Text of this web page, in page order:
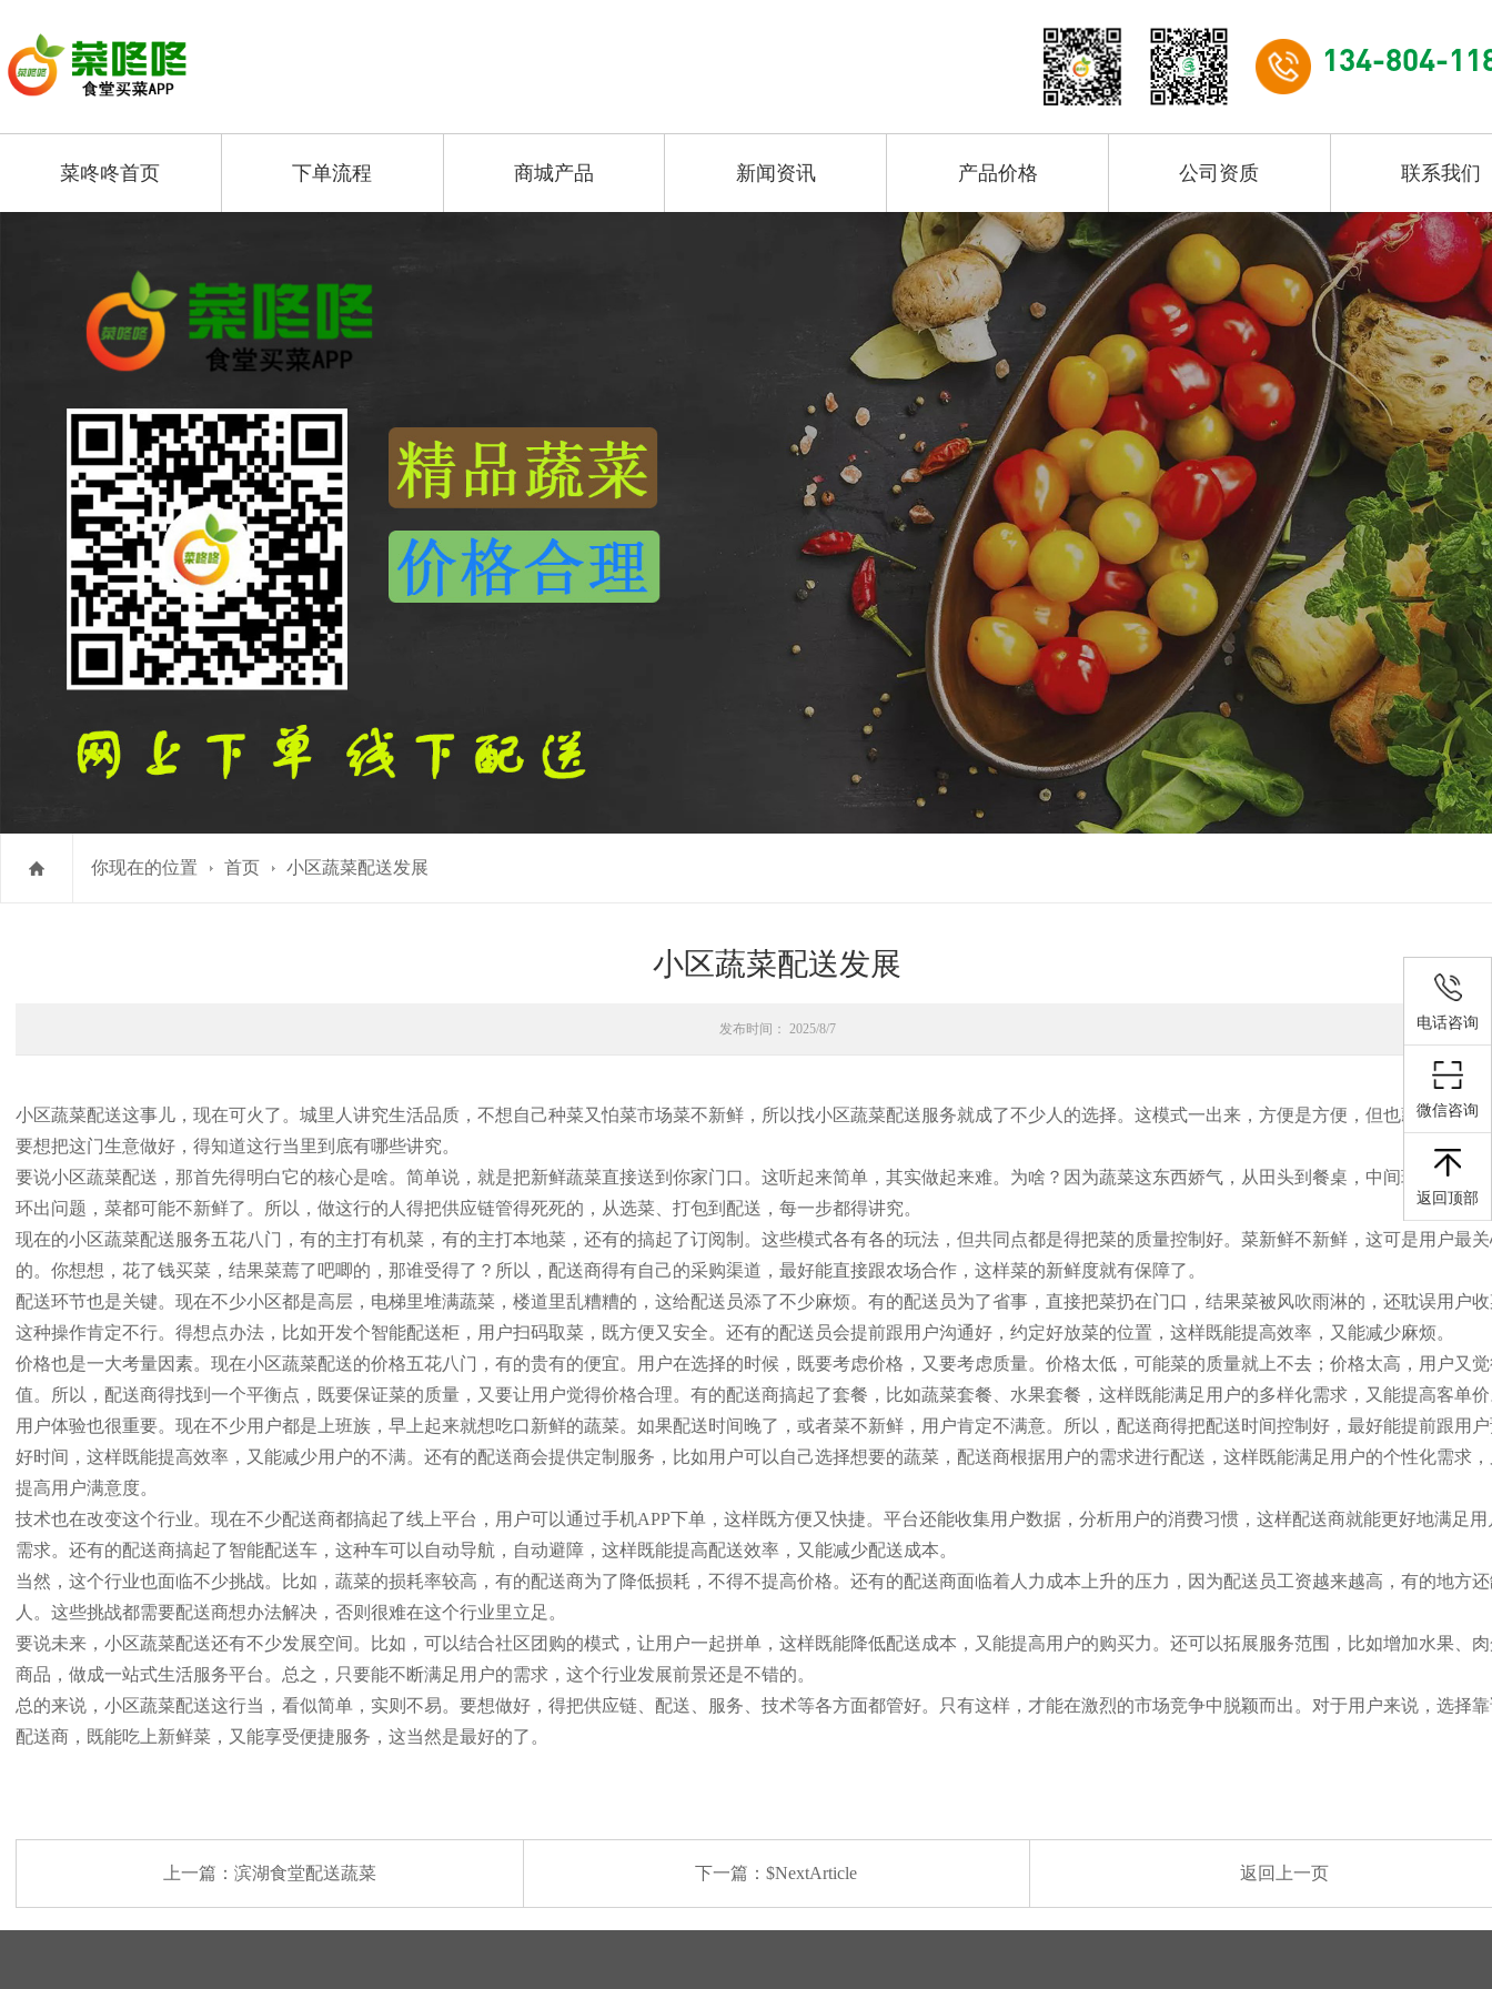
134-804-
菜咚咚首页 下单流程 商城产品 新闻资讯 产品价格 公司资质 联系我们
你现在的位置 首页 小区蔬菜配送发展
小区蔬菜配送发展
发布时间： 2025/8/7
小区蔬菜配送这事儿，现在可火了。城里人讲究生活品质，不想自己种菜又怕菜市场菜不新鲜，所以找小区蔬菜配送服务就成了不少人的选择。这模式一出来，方便是方便，但也藏着不少
要想把这门生意做好，得知道这行当里到底有哪些讲究。
要说小区蔬菜配送，那首先得明白它的核心是啥。简单说，就是把新鲜蔬菜直接送到你家门口。这听起来简单，其实做起来难。为啥？因为蔬菜这东西娇气，从田头到餐桌，中间环节多，
环出问题，菜都可能不新鲜了。所以，做这行的人得把供应链管得死死的，从选菜、打包到配送，每一步都得讲究。
现在的小区蔬菜配送服务五花八门，有的主打有机菜，有的主打本地菜，还有的搞起了订阅制。这些模式各有各的玩法，但共同点都是得把菜的质量控制好。菜新鲜不新鲜，这可是用户最
的。你想想，花了钱买菜，结果菜蔫了吧唧的，那谁受得了？所以，配送商得有自己的采购渠道，最好能直接跟农场合作，这样菜的新鲜度就有保障了。
配送环节也是关键。现在不少小区都是高层，电梯里堆满蔬菜，楼道里乱糟糟的，这给配送员添了不少麻烦。有的配送员为了省事，直接把菜扔在门口，结果菜被风吹雨淋的，还耽误用户
这种操作肯定不行。得想点办法，比如开发个智能配送柜，用户扫码取菜，既方便又安全。还有的配送员会提前跟用户沟通好，约定好放菜的位置，这样既能提高效率，又能减少麻烦。
价格也是一大考量因素。现在小区蔬菜配送的价格五花八门，有的贵有的便宜。用户在选择的时候，既要考虑价格，又要考虑质量。价格太低，可能菜的质量就上不去；价格太高，用户又
值。所以，配送商得找到一个平衡点，既要保证菜的质量，又要让用户觉得价格合理。有的配送商搞起了套餐，比如蔬菜套餐、水果套餐，这样既能满足用户的多样化需求，又能提高客单
用户体验也很重要。现在不少用户都是上班族，早上起来就想吃口新鲜的蔬菜。如果配送时间晚了，或者菜不新鲜，用户肯定不满意。所以，配送商得把配送时间控制好，最好能提前跟用
好时间，这样既能提高效率，又能减少用户的不满。还有的配送商会提供定制服务，比如用户可以自己选择想要的蔬菜，配送商根据用户的需求进行配送，这样既能满足用户的个性化需求
提高用户满意度。
技术也在改变这个行业。现在不少配送商都搞起了线上平台，用户可以通过手机APP下单，这样既方便又快捷。平台还能收集用户数据，分析用户的消费习惯，这样配送商就能更好地满足用
需求。还有的配送商搞起了智能配送车，这种车可以自动导航，自动避障，这样既能提高配送效率，又能减少配送成本。
当然，这个行业也面临不少挑战。比如，蔬菜的损耗率较高，有的配送商为了降低损耗，不得不提高价格。还有的配送商面临着人力成本上升的压力，因为配送员工资越来越高，有的地方
人。这些挑战都需要配送商想办法解决，否则很难在这个行业里立足。
要说未来，小区蔬菜配送还有不少发展空间。比如，可以结合社区团购的模式，让用户一起拼单，这样既能降低配送成本，又能提高用户的购买力。还可以拓展服务范围，比如增加水果、
商品，做成一站式生活服务平台。总之，只要能不断满足用户的需求，这个行业发展前景还是不错的。
总的来说，小区蔬菜配送这行当，看似简单，实则不易。要想做好，得把供应链、配送、服务、技术等各方面都管好。只有这样，才能在激烈的市场竞争中脱颖而出。对于用户来说，选择
配送商，既能吃上新鲜菜，又能享受便捷服务，这当然是最好的了。
上一篇： 滨湖食堂配送蔬菜 下一篇：$NextArticle 返回上一页
电话咨询
微信咨询
返回顶部